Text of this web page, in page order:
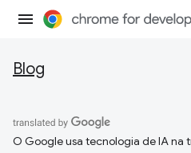
Blog
O Google usa tecnologia de IA na